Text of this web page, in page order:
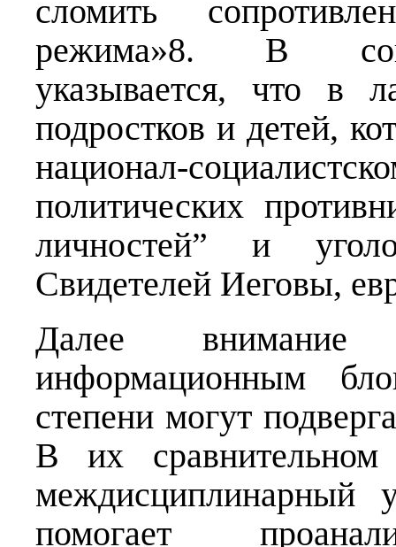
сломить
режима»8. В
указывается, что в
подростков и детей,
национал-
политических
личностей” и
Свидетелей Иеговы,
Далее
информационным
степени могут
В их сравнительном
междисциплинарный
помогает